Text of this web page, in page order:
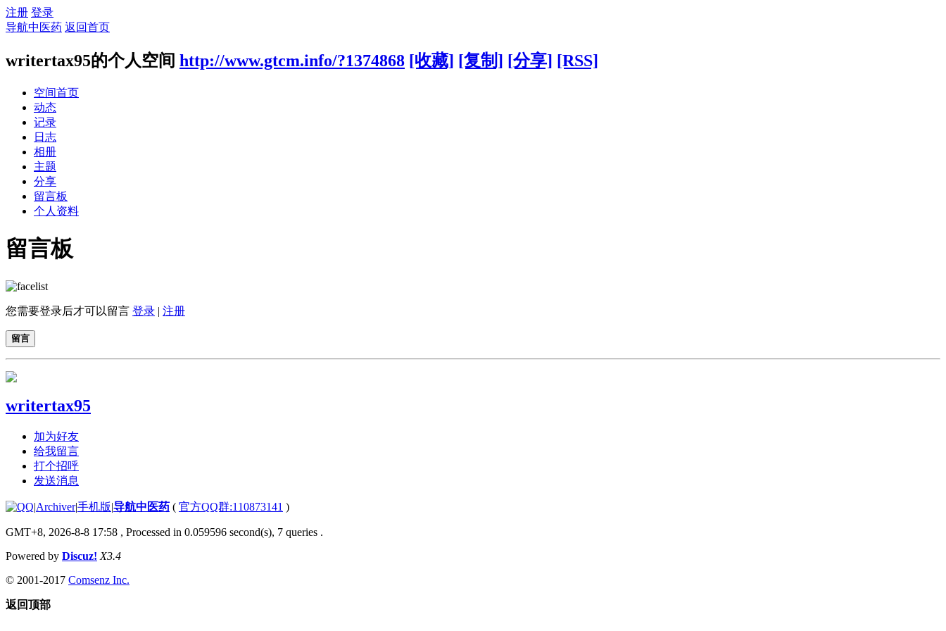
注册 登录
导航中医药 返回首页
writertax95的个人空间 http://www.gtcm.info/?1374868 [收藏] [复制] [分享] [RSS]
空间首页
动态
记录
日志
相册
主题
分享
留言板
个人资料
留言板
您需要登录后才可以留言 登录 | 注册
留言
writertax95
加为好友
给我留言
打个招呼
发送消息
|Archiver|手机版|导航中医药 ( 官方QQ群:110873141 )
GMT+8, 2026-8-8 17:58 , Processed in 0.059596 second(s), 7 queries .
Powered by Discuz! X3.4
© 2001-2017 Comsenz Inc.
返回顶部